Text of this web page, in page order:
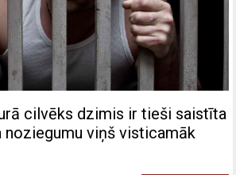
cilvēks dzimis ir tieši saistīta
noziegumu viņš visticamāk